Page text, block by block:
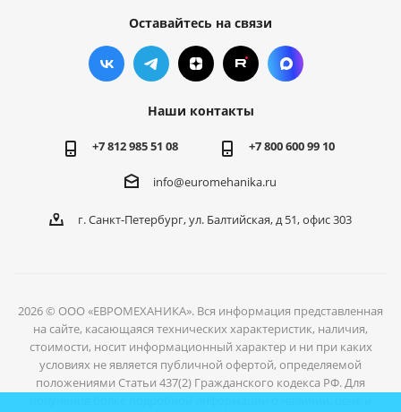
Оставайтесь на связи
Наши контакты
+7 812 985 51 08 +7 800 600 99 10
info@euromehanika.ru
г. Санкт-Петербург, ул. Балтийская, д 51, офис 303
2026 © ООО «ЕВРОМЕХАНИКА». Вся информация представленная
на сайте, касающаяся технических характеристик, наличия,
стоимости, носит информационный характер и ни при каких
условиях не является публичной офертой, определяемой
положениями Статьи 437(2) Гражданского кодекса РФ. Для